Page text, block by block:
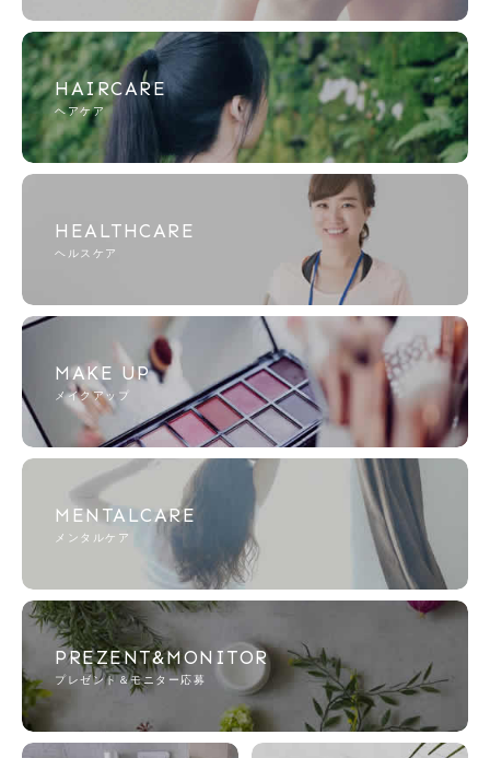
HAIRCARE
ヘアケア
HEALTHCARE
ヘルスケア
MAKE UP
メイクアップ
MENTALCARE
メンタルケア
PREZENT&MONITOR
プレゼント＆モニター応募